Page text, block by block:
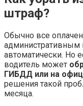
штраф?
Обычно все
административным
автоматически. Но
водитель может
ГИБДД или на
решения такой
месяца.